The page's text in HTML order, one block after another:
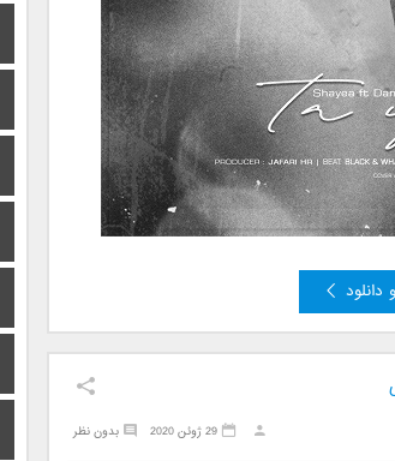
بدون نظر 29 ژوئن 2020